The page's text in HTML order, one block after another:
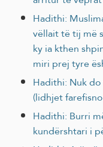
Hadithi:
vëllait të tij më
ky ia kthen
miri prej tyre
Hadithi: Nuk
(lidhjet
Hadithi: Burri
kundërshtari i